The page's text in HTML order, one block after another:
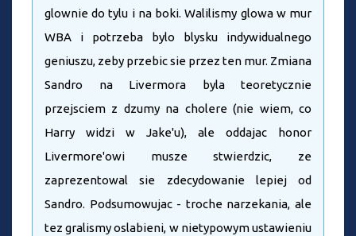
glownie do tylu i na boki. Walilismy glowa w mur
WBA i potrzeba bylo blysku indywidualnego
geniuszu, zeby przebic sie przez ten mur. Zmiana
Sandro na Livermora byla teoretycznie
przejsciem z dzumy na cholere (nie wiem, co
Harry widzi w Jake'u), ale oddajac honor
Livermore'owi musze stwierdzic, ze
zaprezentowal sie zdecydowanie lepiej od
Sandro. Podsumowujac - troche narzekania, ale
tez gralismy oslabieni, w nietypowym ustawieniu